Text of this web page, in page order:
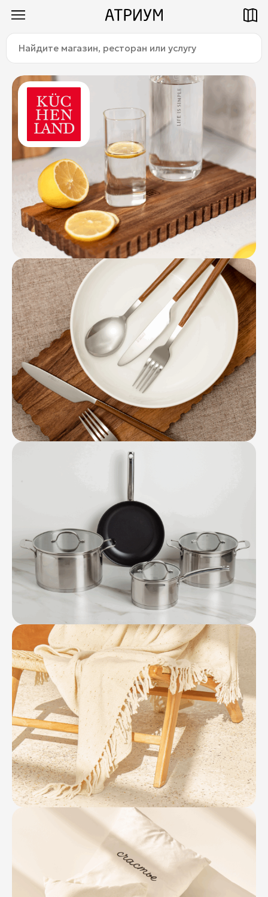
Как добраться Паркинг
Магазины
Еда
Услуги
Детям
О торговом центре
Контакты
Ваканcии
Заявка на аренду
Рекламные услуги
Контакты
+7 (495) 970-15-55
info@atrium.su
Найдите
магазин,
ресторан
или
услугу:
Title